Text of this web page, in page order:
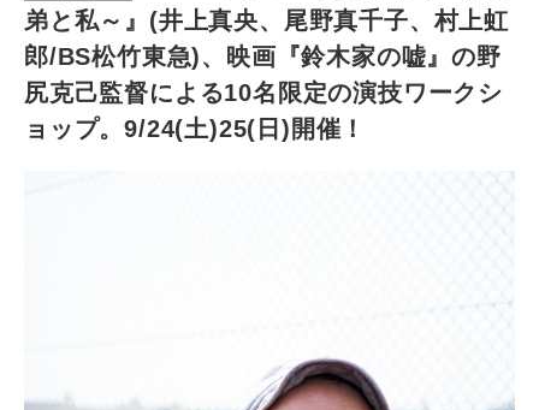
弟と私～』(井上真央、尾野真千子、村上虹
郎/BS松竹東急)、映画『鈴木家の嘘』の野
尻克己監督による10名限定の演技ワークシ
ョップ。9/24(土)25(日)開催！